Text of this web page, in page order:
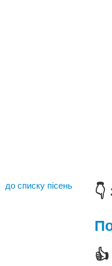
до списку пісень